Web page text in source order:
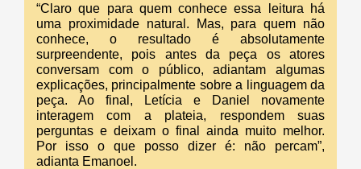
“Claro que para quem conhece essa leitura há
uma proximidade natural. Mas, para quem não
conhece, o resultado é absolutamente
surpreendente, pois antes da peça os atores
conversam com o público, adiantam algumas
explicações, principalmente sobre a linguagem da
peça. Ao final, Letícia e Daniel novamente
interagem com a plateia, respondem suas
perguntas e deixam o final ainda muito melhor.
Por isso o que posso dizer é: não percam”,
adianta Emanoel.